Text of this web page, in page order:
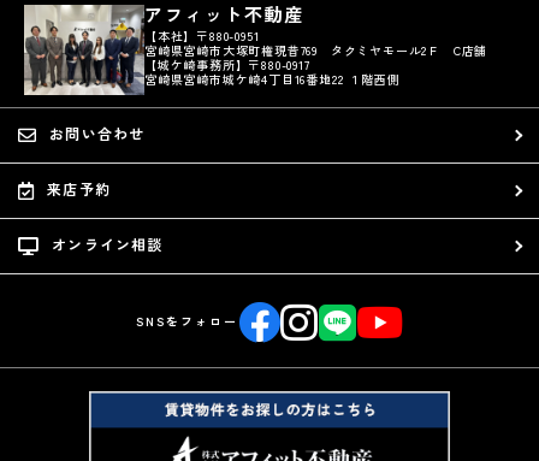
アフィット不動産
【本社】〒880-0951
宮崎県宮崎市大塚町権現昔769 タクミヤモール2Ｆ C店舗
【城ケ崎事務所】〒880-0917
宮崎県宮崎市城ケ崎4丁目16番地22 １階西側
お問い合わせ
来店予約
オンライン相談
SNSをフォロー